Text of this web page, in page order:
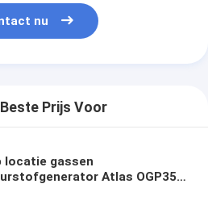
nu
Beste Prijs Voor
locatie gassen
Atlas OGP35